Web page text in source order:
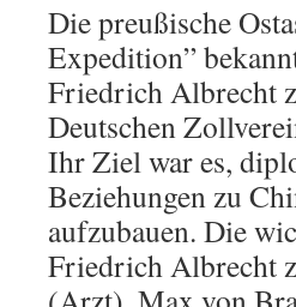
Die preußische
Expedition”
Friedrich Albrecht
Deutschen
Ihr Ziel war es,
Beziehungen zu
aufzubauen. Die
Friedrich Albrecht